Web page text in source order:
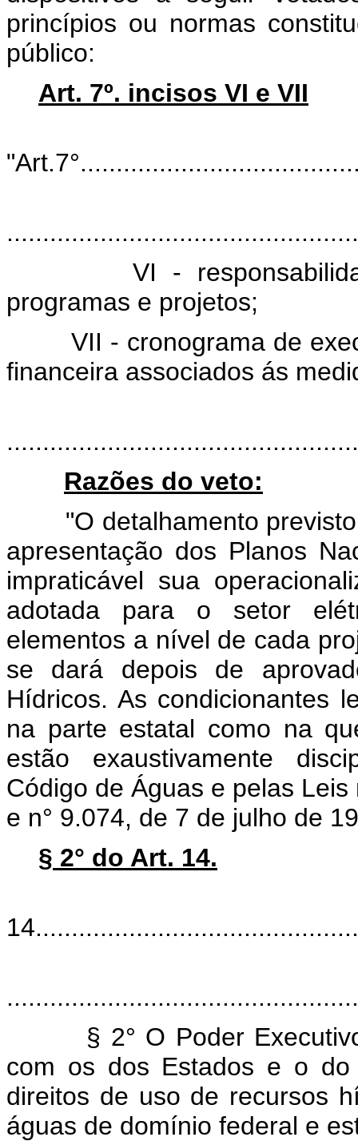
princípios ou normas
público:
Art. 7º. incisos VI e VII
VI -
programas e projetos;
VII - cronograma de
financeira associados ás
Razões do veto:
"O detalhamento previsto
apresentação dos Planos
impraticável sua
adotada para o setor
elementos a nível de cada
se dará depois de
Hídricos. As condicionantes
na parte estatal como na
estão exaustivamente
Código de Águas e pelas
e n° 9.074, de 7 de julho de
§ 2° do Art. 14.
§ 2° O Poder Executivo
com os dos Estados e o
direitos de uso de recursos
águas de domínio federal e